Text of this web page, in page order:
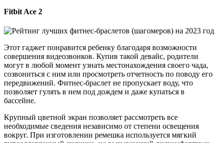
Fitbit Ace 2
Этот гаджет понравится ребенку благодаря возможности
совершения видеозвонков. Купив такой девайс, родители
могут в любой момент узнать местонахождения своего чада,
созвониться с ним или просмотреть отчетность по поводу его
передвижений. Фитнес-браслет не пропускает воду, что
позволяет гулять в нем под дождем и даже купаться в
бассейне.
Крупный цветной экран позволяет рассмотреть все
необходимые сведения независимо от степени освещения
вокруг. При изготовлении ремешка используется мягкий